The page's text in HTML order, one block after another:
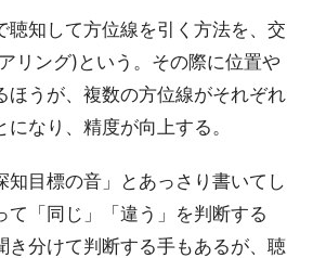
聴知して方位線を引く方法を、交
リング)という。その際に位置や
ほうが、複数の方位線がそれぞれ
なり、精度が向上する。
知目標の音」とあっさり書いてし
て「同じ」「違う」を判断する
き分けて判断する手もあるが、聴